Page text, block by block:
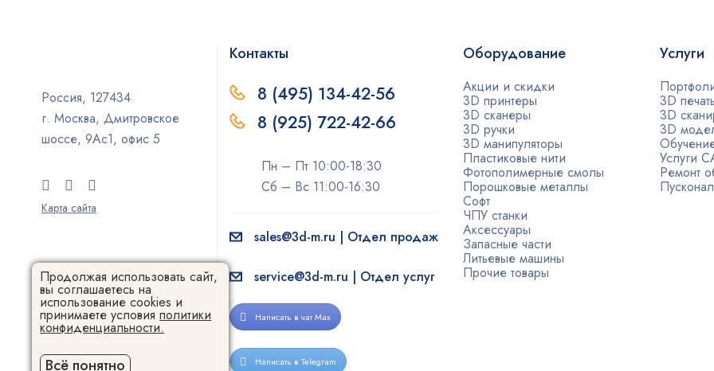
Россия, 127434
г. Москва, Дмитровское
шоссе, 9Ас1, офис 5
Карта сайта
Контакты
8 (495) 134-42-56
8 (925) 722-42-66
Пн – Пт 10:00-18:30
Сб – Вс 11:00-16:30
sales@3d-m.ru | Отдел продаж
service@3d-m.ru | Отдел услуг
Написать в чат Max
Написать в Telegram
Оборудование
Акции и скидки
3D принтеры
3D сканеры
3D ручки
3D манипуляторы
Пластиковые нити
Фотополимерные смолы
Порошковые металлы
Софт
ЧПУ станки
Аксессуары
Запасные части
Литьевые машины
Прочие товары
Услуги
3D печать
3D
3D
Услуги
Ремонт
Продолжая использовать сайт,
вы соглашаетесь на
использование cookies и
принимаете условияполитики
конфиденциальности.
Всё понятно